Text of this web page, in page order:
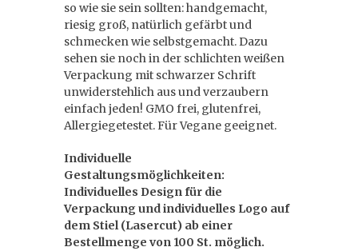
so wie sie sein sollten: handgemacht,
riesig groß, natürlich gefärbt und
schmecken wie selbstgemacht. Dazu
sehen sie noch in der schlichten weißen
Verpackung mit schwarzer Schrift
unwiderstehlich aus und verzaubern
einfach jeden! GMO frei, glutenfrei,
Allergiegetestet. Für Vegane geeignet.
Individuelle
Gestaltungsmöglichkeiten:
Individuelles Design für die
Verpackung und individuelles Logo auf
dem Stiel (Lasercut) ab einer
Bestellmenge von 100 St. möglich.